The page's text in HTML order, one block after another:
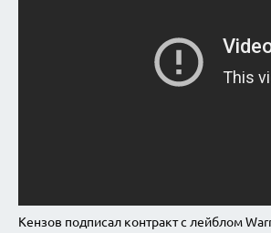
Кензов подписал контракт с лейблом